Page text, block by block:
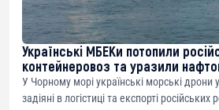
Українські МБЕКи потопили
контейнеровоз та уразили
У Чорному морі українські морські дрони
задіяні в логістиці та експорті російських